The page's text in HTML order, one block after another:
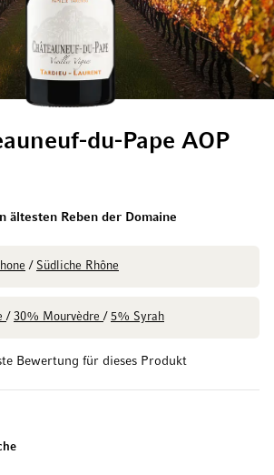
Bewertung für dieses Produkt
du-Pape AOP
ältesten Reben der Domaine
/ Südliche Rhône
/ 30% Mourvèdre/ 5% Syrah